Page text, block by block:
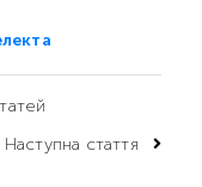
Наступна стаття